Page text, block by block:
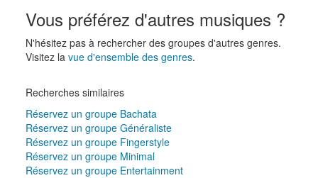
Vous préférez d'autres musiques ?
N'hésitez pas à rechercher des groupes d'autres genres.
Visitez la vue d'ensemble des genres.
Recherches similaires
Réservez un groupe Bachata
Réservez un groupe Généraliste
Réservez un groupe Fingerstyle
Réservez un groupe Minimal
Réservez un groupe Entertainment